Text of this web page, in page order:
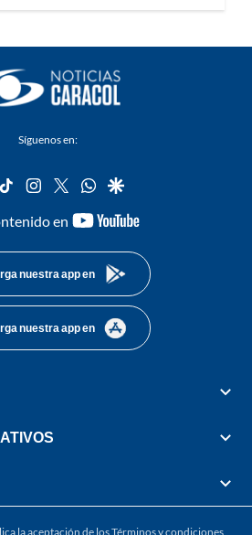
Síguenos en:
tiktok instagram
twitterwhatsapp
google
en
youtube-
nuestra app en
nuestra app en
la aceptación de losTérminos y condiciones